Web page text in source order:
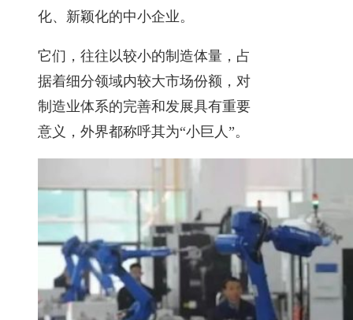
化、新颖化的中小企业。
它们，往往以较小的制造体量，占
据着细分领域内较大市场份额，对
制造业体系的完善和发展具有重要
意义，外界都称呼其为“小巨人”。